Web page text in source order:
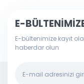
E-
E-bültenimize kayıt
haberdar olun